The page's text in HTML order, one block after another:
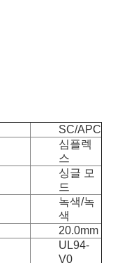
SC/APC
심플렉
스
싱글 모
드
녹색/녹
색
20.0mm
UL94-
V0